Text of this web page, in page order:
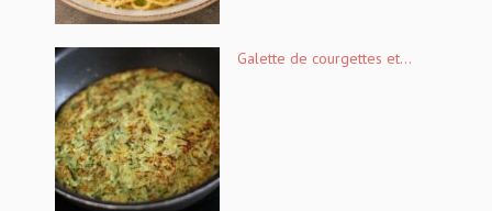
Galette de courgettes et...